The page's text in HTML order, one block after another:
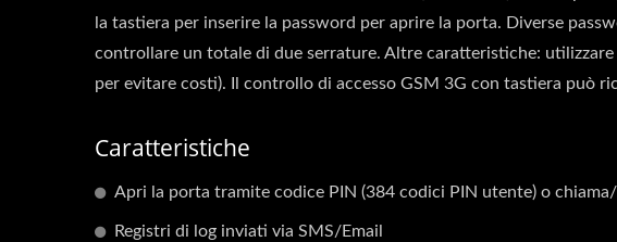
la tastiera per inserire la password per aprire la porta. Diverse
controllare un totale di due serrature. Altre caratteristiche:
per evitare costi). Il controllo di accesso GSM 3G con tastiera può
Caratteristiche
Apri la porta tramite codice PIN (384 codici PIN utente) o
Registri di log inviati via SMS/Email